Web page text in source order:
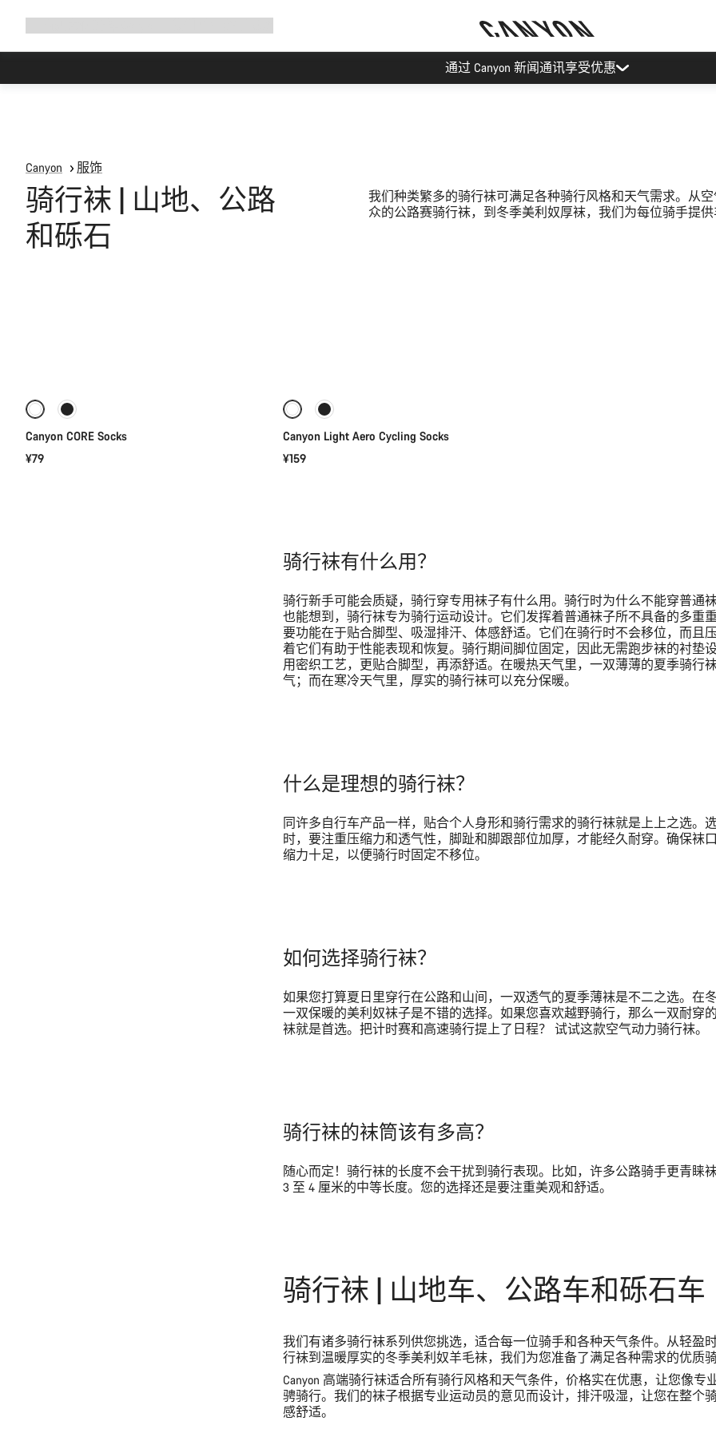
导
通过 Canyon 新闻通讯享受优惠
Canyon 服饰
骑行袜 | 山地、公路
和砾石
我们种类繁多的骑行袜可满足各种骑行风格和天气需求。从
众的公路赛骑行袜，到冬季美利奴厚袜，我们为每位骑手提供
骑
行
袜
产
Canyon CORE Socks
¥79
Canyon Light Aero Cycling Socks
¥159
骑行袜有什么用？
骑行新手可能会质疑，骑行穿专用袜子有什么用。骑行时为什么不能穿普通
也能想到，骑行袜专为骑行运动设计。它们发挥着普通袜子所不具备的多重
要功能在于贴合脚型、吸湿排汗、体感舒适。它们在骑行时不会移位，而且
着它们有助于性能表现和恢复。骑行期间脚位固定，因此无需跑步袜的衬垫
用密织工艺，更贴合脚型，再添舒适。在暖热天气里，一双薄薄的夏季骑行
气；而在寒冷天气里，厚实的骑行袜可以充分保暖。
什么是理想的骑行袜？
同许多自行车产品一样，贴合个人身形和骑行需求的骑行袜就是上上之选。
时，要注重压缩力和透气性，脚趾和脚跟部位加厚，才能经久耐穿。确保袜
缩力十足，以便骑行时固定不移位。
如何选择骑行袜？
如果您打算夏日里穿行在公路和山间，一双透气的夏季薄袜是不二之选。在冬
一双保暖的美利奴袜子是不错的选择。如果您喜欢越野骑行，那么一双耐穿的
袜就是首选。把计时赛和高速骑行提上了日程？ 试试这款空气动力骑行袜。
骑行袜的袜筒该有多高？
随心而定！骑行袜的长度不会干扰到骑行表现。比如，许多公路骑手更青睐
3 至 4 厘米的中等长度。您的选择还是要注重美观和舒适。
骑行袜 | 山地车、公路车和砾石车
我们有诸多骑行袜系列供您挑选，适合每一位骑手和各种天气条件。从轻盈
行袜到温暖厚实的冬季美利奴羊毛袜，我们为您准备了满足各种需求的优质骑
Canyon 高端骑行袜适合所有骑行风格和天气条件，价格实在优惠，让您像专
骋骑行。我们的袜子根据专业运动员的意见而设计，排汗吸湿，让您在整个
感舒适。